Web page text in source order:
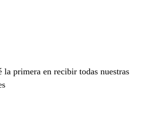
la primera en recibir todas nuestras